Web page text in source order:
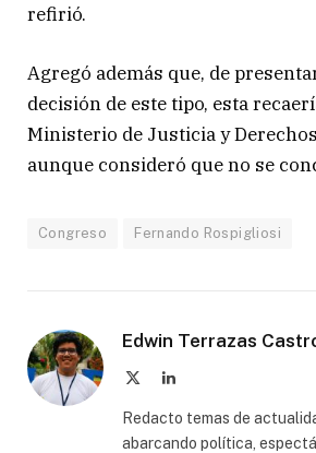
refirió.
Agregó además que, de
decisión de este tipo, esta
Ministerio de Justicia y
aunque consideró que no se
Congreso Fernando Rospigliosi
Edwin Terrazas
LinkedIn
Redacto temas de
abarcando política,